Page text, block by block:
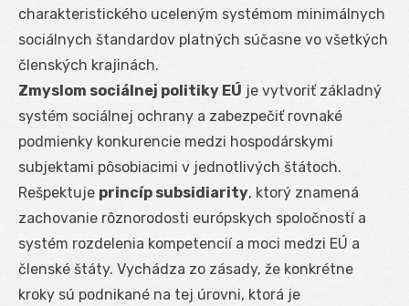
charakteristického uceleným systémom minimálnych
sociálnych štandardov platných súčasne vo všetkých
členských krajinách.
Zmyslom sociálnej politiky EÚ je vytvoriť základný
systém sociálnej ochrany a zabezpečiť rovnaké
podmienky konkurencie medzi hospodárskymi
subjektami pôsobiacimi v jednotlivých štátoch.
Rešpektuje princíp subsidiarity, ktorý znamená
zachovanie rôznorodosti európskych spoločností a
systém rozdelenia kompetencií a moci medzi EÚ a
členské štáty. Vychádza zo zásady, že konkrétne
kroky sú podnikané na tej úrovni, ktorá je